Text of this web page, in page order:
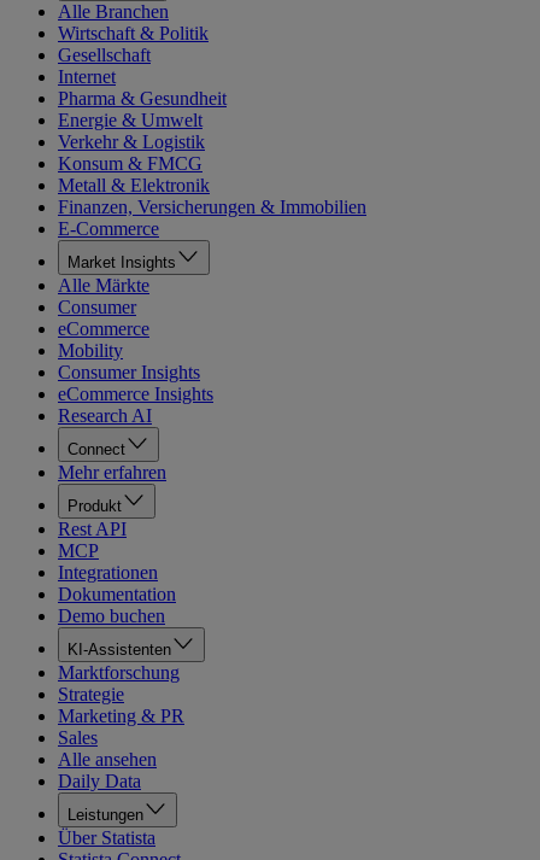
Alle Branchen
Wirtschaft & Politik
Gesellschaft
Internet
Pharma & Gesundheit
Energie & Umwelt
Verkehr & Logistik
Konsum & FMCG
Metall & Elektronik
Finanzen, Versicherungen & Immobilien
E-Commerce
Market Insights
Alle Märkte
Consumer
eCommerce
Mobility
Consumer Insights
eCommerce Insights
Research AI
Connect
Mehr erfahren
Produkt
Rest API
MCP
Integrationen
Dokumentation
Demo buchen
KI-Assistenten
Marktforschung
Strategie
Marketing & PR
Sales
Alle ansehen
Daily Data
Leistungen
Über Statista